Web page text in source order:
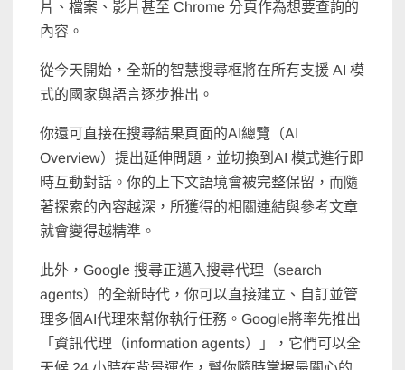
片、檔案、影片甚至 Chrome 分頁作為想要查詢的
內容。
從今天開始，全新的智慧搜尋框將在所有支援 AI 模
式的國家與語言逐步推出。
你還可直接在搜尋結果頁面的AI總覽（AI
Overview）提出延伸問題，並切換到AI 模式進行即
時互動對話。你的上下文語境會被完整保留，而隨
著探索的內容越深，所獲得的相關連結與參考文章
就會變得越精準。
此外，Google 搜尋正邁入搜尋代理（search
agents）的全新時代，你可以直接建立、自訂並管
理多個AI代理來幫你執行任務。Google將率先推出
「資訊代理（information agents）」，它們可以全